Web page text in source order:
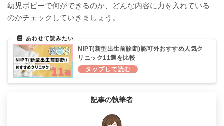
幼児ポピーで何ができるのか、どんな内容に力を入れている
のかチェックしていきましょう。
NIPT(新型出生前診断)認可外おすすめ人気ク
リニック11選を比較
記事の執筆者